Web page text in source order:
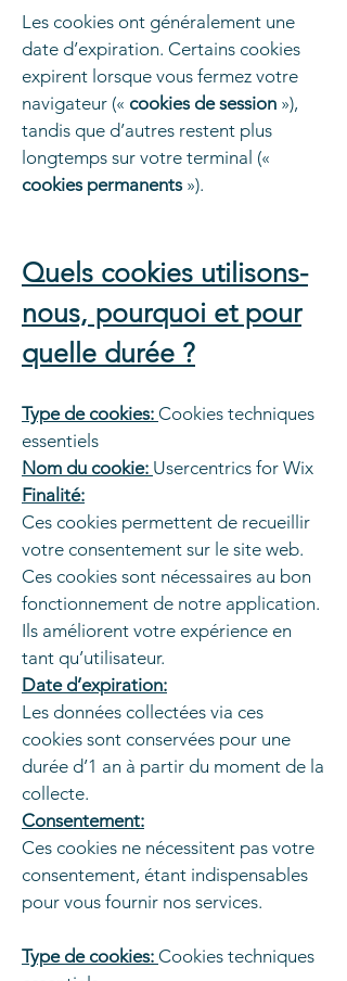
Les cookies ont généralement une
date d’expiration. Certains cookies
expirent lorsque vous fermez votre
navigateur (« cookies de session »),
tandis que d’autres restent plus
longtemps sur votre terminal («
cookies permanents»).
Quels cookies utilisons-
nous, pourquoi et pour
quelle durée ?
Type de cookies: Cookies techniques
essentiels
Nom du cookie: Usercentrics for Wix
Finalité:
Ces cookies permettent de recueillir
votre consentement sur le site web.
Ces cookies sont nécessaires au bon
fonctionnement de notre application.
Ils améliorent votre expérience en
tant qu’utilisateur.
Date d’expiration:
Les données collectées via ces
cookies sont conservées pour une
durée d’1 an à partir du moment de la
collecte.
Consentement:
Ces cookies ne nécessitent pas votre
consentement, étant indispensables
pour vous fournir nos services.
Type de cookies: Cookies techniques